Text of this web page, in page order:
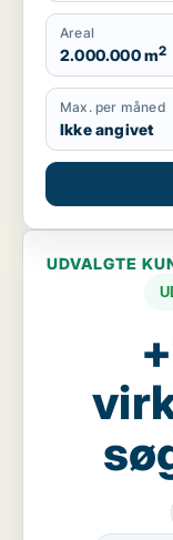
Areal
2.000.000 m2
Max. per måned
Ikke angivet
UDVALGTE